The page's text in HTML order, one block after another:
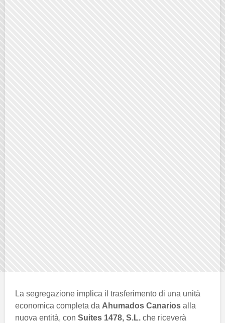
La segregazione implica il trasferimento di una unità
economica completa da Ahumados Canarios alla
nuova entità, con Suites 1478, S.L. che riceverà